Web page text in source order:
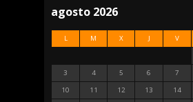
agosto 2026
L M X J V
3
4 5 6 7
10
11 12 13 14